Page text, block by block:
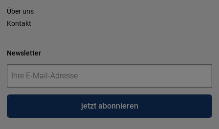
Über uns
Kontakt
Newsletter
jetzt abonnieren